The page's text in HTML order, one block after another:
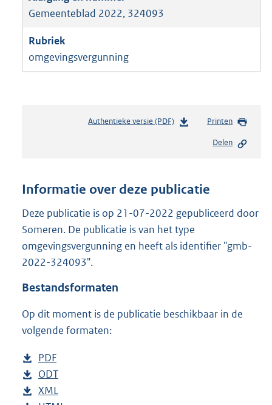
Gemeenteblad 2022, 324093
omgevingsvergunning
Authentieke versie (PDF)b
n
s
r
o
:
Printen
Delen
Informatie over deze publicatie
Deze publicatie is op 21-07-2022 gepubliceerd door
Someren. De publicatie is van het type
omgevingsvergunning en heeft als identifier "gmb-
2022-324093".
Bestandsformaten
Op dit moment is de publicatie beschikbaar in de
volgende formaten:
D
o
w
PDF
e
s
D
o
ODT
D
XML